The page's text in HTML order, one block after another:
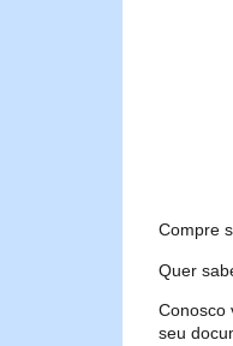
Compre
Quer
Conosco
seu